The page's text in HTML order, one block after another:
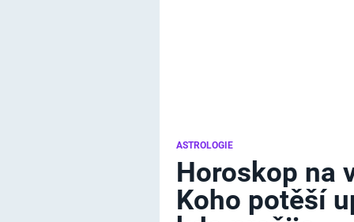
ASTROLOGIE
Horoskop na
Koho potěší